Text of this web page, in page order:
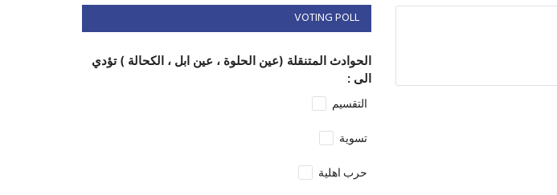
VOTING POLL
الحوادث المتنقلة (عين الحلوة ، عين ابل ، الكحالة ) تؤدي
الى :
التقسيم
تسوية
حرب اهلية